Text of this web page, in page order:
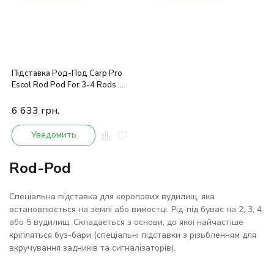
Підставка Род-Под Carp Pro
Escol Rod Pod For 3-4 Rods 3
6 633 грн.
Уведомить
Rod-Pod
Спеціальна підставка для коропових вудилищ, яка
встановлюється на землі або вимостці. Рід-під буває на 2, 3, 4
або 5 вудилищ. Складається з основи, до якої найчастіше
кріпляться буз-бари (спеціальні підставки з різьбленням для
вкручування задників та сигналізаторів).